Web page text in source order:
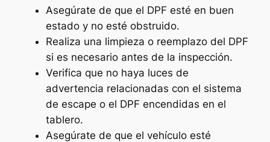
Asegúrate de que el DPF esté en buen
estado y no esté obstruido.
Realiza una limpieza o reemplazo del DPF
si es necesario antes de la inspección.
Verifica que no haya luces de
advertencia relacionadas con el sistema
de escape o el DPF encendidas en el
tablero.
Asegúrate de que el vehículo esté